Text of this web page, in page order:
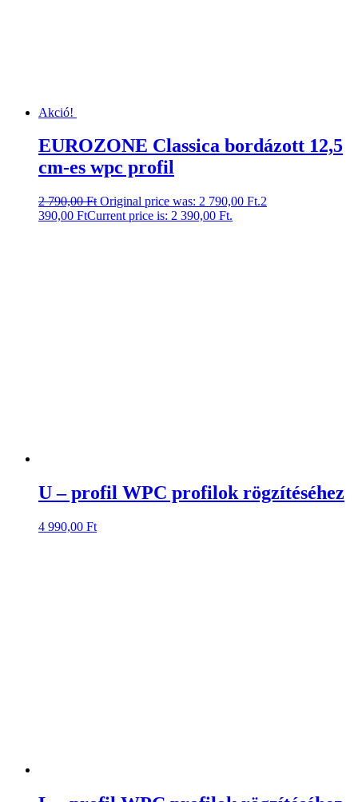
Akció!
EUROZONE Classica bordázott 12,5
cm-es wpc profil
2 790,00Ft Original price was: 2 790,00 Ft.2
390,00 FtCurrent price is: 2 390,00 Ft.
U – profil WPC profilok rögzítéséhez
4 990,00 Ft